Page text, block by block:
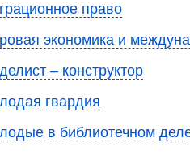
право
экономика и
– конструктор
гвардия
в библиотечном